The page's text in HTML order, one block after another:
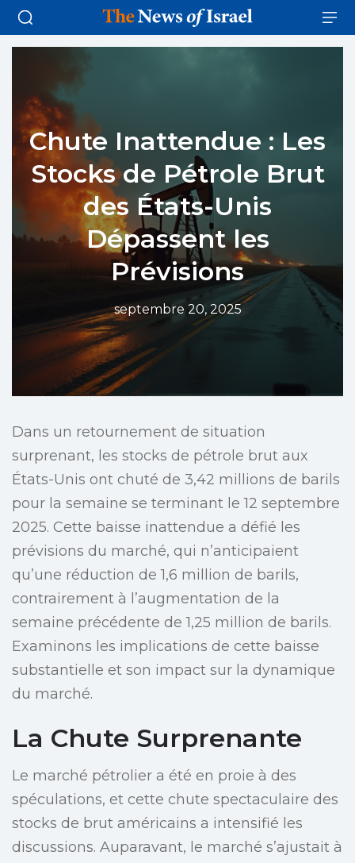
Chute Inattendue : Les
Stocks de Pétrole Brut
des États-Unis
Dépassent les
Prévisions
septembre 20, 2025
Dans un retournement de situation
surprenant, les stocks de pétrole brut aux
États-Unis ont chuté de 3,42 millions de barils
pour la semaine se terminant le 12 septembre
2025. Cette baisse inattendue a défié les
prévisions du marché, qui n’anticipaient
qu’une réduction de 1,6 million de barils,
contrairement à l’augmentation de la
semaine précédente de 1,25 million de barils.
Examinons les implications de cette baisse
substantielle et son impact sur la dynamique
du marché.
La Chute Surprenante
Le marché pétrolier a été en proie à des
spéculations, et cette chute spectaculaire des
stocks de brut américains a intensifié les
discussions. Auparavant, le marché s’ajustait à